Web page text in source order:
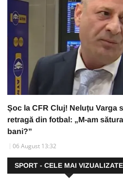
Șoc la CFR Cluj! Neluțu Varga
retragă din fotbal: „M-am
bani?”
06 August 13:32
SPORT - CELE MAI VIZUALIZATE